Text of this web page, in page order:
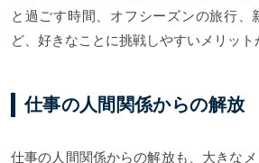
と過ごす時間、オフシーズンの旅行、
ど、好きなことに挑戦しやすいメリット
仕事の人間関係からの解放
仕事の人間関係からの解放も、大きな